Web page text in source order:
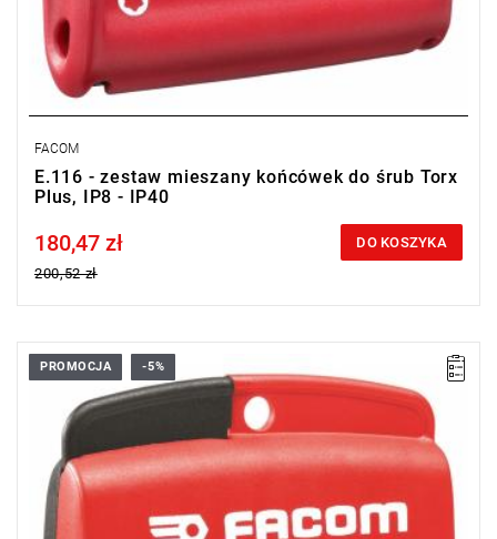
FACOM
E.116 - zestaw mieszany końcówek do śrub Torx
Plus, IP8 - IP40
Price tax included
180,47 zł
200,52 zł
DO KOSZYKA
Zakres zestawu: IPR8 - IPR40
Ilość elementów w zestawie: 11
PROMOCJA -5%